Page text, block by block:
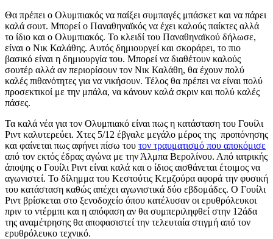
Θα πρέπει ο Ολυμπιακός να παίξει συμπαγές μπάσκετ και να πάρει
καλά σουτ. Μπορεί ο Παναθηναϊκός να έχει καλούς παίκτες αλλά
το ίδιο και ο Ολυμπιακός. Το κλειδί του Παναθηναϊκού δήλωσε,
είναι ο Νικ Καλάθης. Αυτός δημιουργεί και σκοράρει, το πιο
βασικό είναι η δημιουργία του. Μπορεί να διαθέτουν καλούς
σουτέρ αλλά αν περιορίσουν τον Νικ Καλάθη, θα έχουν πολύ
καλές πιθανότητες για να νικήσουν. Τέλος θα πρέπει να είναι πολύ
προσεκτικοί με την μπάλα, να κάνουν καλά σκριν και πολύ καλές
πάσες.
Τα καλά νέα για τον Ολυμπιακό είναι πως η κατάσταση του Γουίλι
Ριντ καλυτερεύει. Χτες 5/12 έβγαλε μεγάλο μέρος της προπόνησης
και φαίνεται πως αφήνει πίσω του τον τραυματισμό που αποκόμισε
από τον εκτός έδρας αγώνα με την Άλμπα Βερολίνου. Από ιατρικής
άποψης ο Γουίλι Ριντ είναι καλά και ο ίδιος αισθάνεται έτοιμος να
αγωνιστεί. Το δίλημμα του Κεστούτις Κεμζούρα αφορά την φυσική
του κατάσταση καθώς απέχει αγωνιστικά δύο εβδομάδες. Ο Γουίλι
Ριντ βρίσκεται στο ξενοδοχείο όπου κατέλυσαν οι ερυθρόλευκοι
πριν το ντέρμπι και η απόφαση αν θα συμπεριληφθεί στην 12άδα
της αναμέτρησης θα αποφασιστεί την τελευταία στιγμή από τον
ερυθρόλευκο τεχνικό.